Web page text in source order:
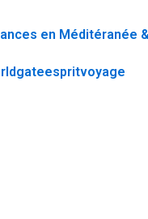
en Méditéranée